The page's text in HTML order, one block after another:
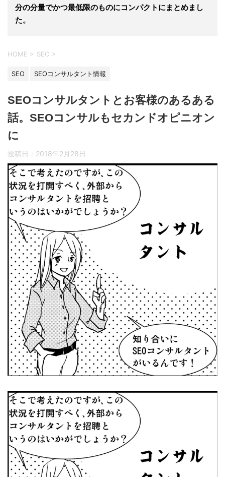
分の分量でかつ最低限のものにコンパクトにまとめまし
た。
HOME > SEO >
SEO SEOコンサルタント情報
SEOコンサルタントとお客様のあるある
話。SEOコンサルもセカンドオピニオン
に
投稿日： 2018年2月28日